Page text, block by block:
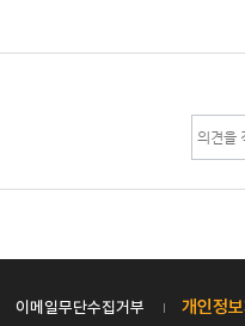
이메일무단수집거부 개인정